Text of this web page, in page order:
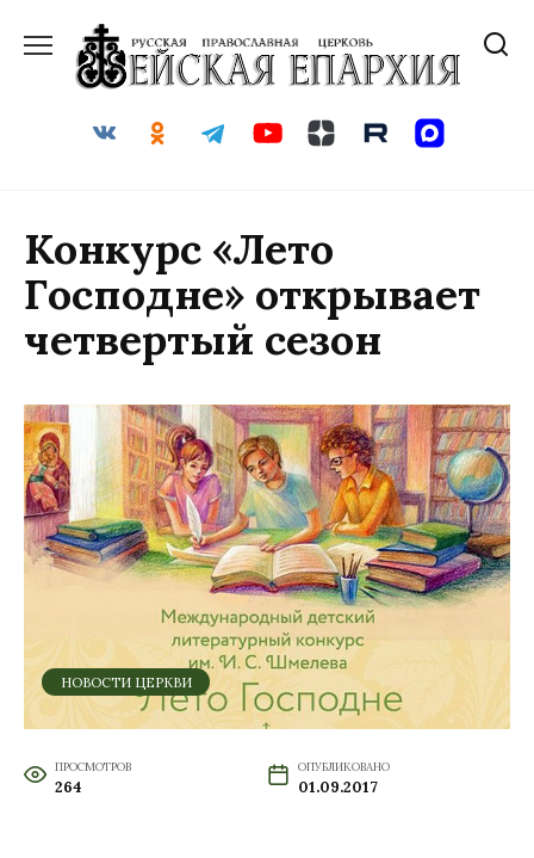
содержанию
Конкурс «Лето
Господне» открывает
четвертый сезон
НОВОСТИ ЦЕРКВИ
ПРОСМОТРОВ
264
ОПУБЛИКОВАНО
01.09.2017